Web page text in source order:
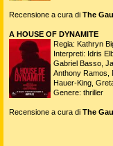
Recensione a cura di The
A HOUSE OF DYNAMITE
Regia: Kathryn
Interpreti: Idris
Gabriel Basso,
Anthony Ramos,
Hauer-King,
Genere: thriller
Recensione a cura di The